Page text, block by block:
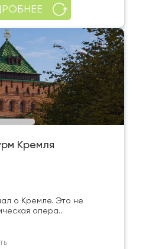
Кремля
о Кремле. Это не
опера...